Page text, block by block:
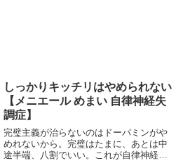
しっかりキッチリはやめられない
【メニエール めまい 自律神経失
調症】
完璧主義が治らないのはドーパミンがや
めれないから。完璧はたまに、あとは中
途半端、八割でいい。これが自律神経に